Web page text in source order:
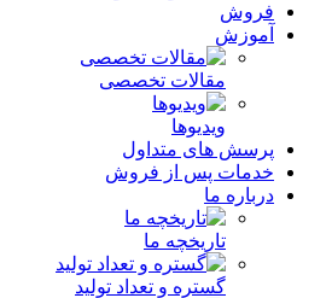
فروش
آموزش
مقالات تخصصی
ویدیوها
پرسش های متداول
خدمات پس از فروش
درباره ما
تاریخچه ما
گستره و تعداد تولید